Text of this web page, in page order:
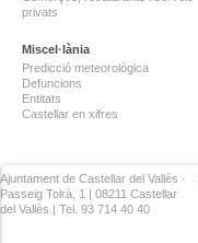
privats
Miscel·lània
Predicció meteorològica
Defuncions
Entitats
Castellar en xifres
Ajuntament de Castellar del Vallès ·
Passeig Tolrà, 1 | 08211 Castellar
del Vallès | Tel. 93 714 40 40